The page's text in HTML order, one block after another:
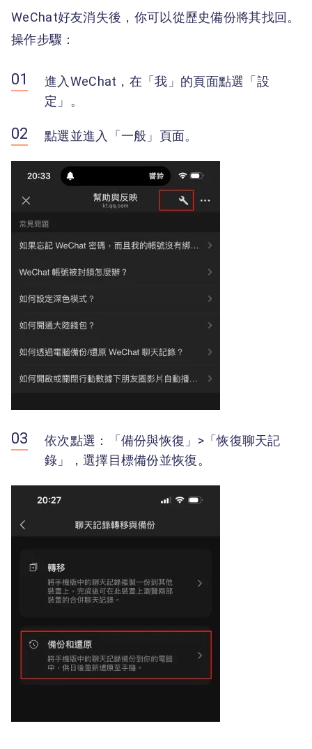
WeChat好友消失後，你可以從歷史備份將其找回。
操作步驟：
進入WeChat，在「我」的頁面點選「設
定」。
點選並進入「一般」頁面。
依次點選：「備份與恢復」>「恢復聊天記
錄」，選擇目標備份並恢復。